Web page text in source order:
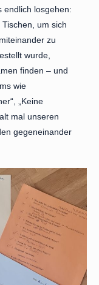
endlich losgehen:
um sich
zu
wurde,
finden – und
wie
„Keine
mal unseren
gegeneinander